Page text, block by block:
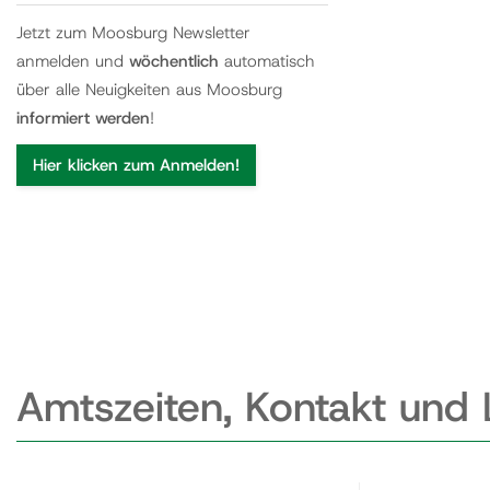
Jetzt zum Moosburg Newsletter
anmelden und wöchentlich automatisch
über alle Neuigkeiten aus Moosburg
informiert werden!
Hier klicken zum Anmelden!
Amtszeiten, Kontakt und